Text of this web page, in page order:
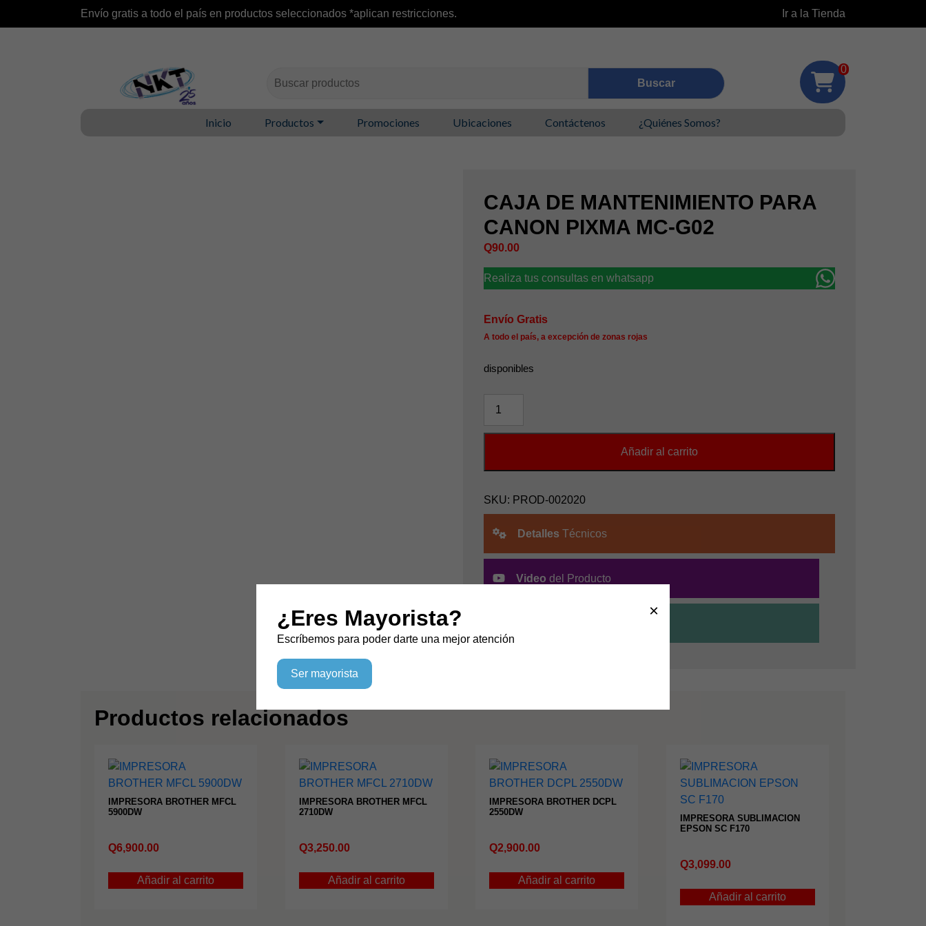
Envío gratis a todo el país en productos seleccionados *aplican restricciones. Ir a la Tienda
0
Inicio Productos Promociones Ubicaciones Contáctenos ¿Quiénes Somos?
CAJA DE MANTENIMIENTO PARA
CANON PIXMA MC-G02
Q90.00
Realiza tus consultas en whatsapp
Envío Gratis
A todo el país, a excepción de zonas rojas
disponibles
DE
MC-
cantidad
Añadir al carrito
SKU: PROD-002020
Detalles Técnicos
Video del Producto
Productos relacionados
IMPRESORA BROTHER MFCL
5900DW
Q6,900.00
Añadir al carrito
IMPRESORA BROTHER MFCL
2710DW
Q3,250.00
Añadir al carrito
IMPRESORA BROTHER DCPL
2550DW
Q2,900.00
Añadir al carrito
IMPRESORA SUBLIMACION
EPSON SC F170
Q3,099.00
Añadir al carrito
×
¿Eres Mayorista?
Escríbemos para poder darte una mejor atención
Ser mayorista